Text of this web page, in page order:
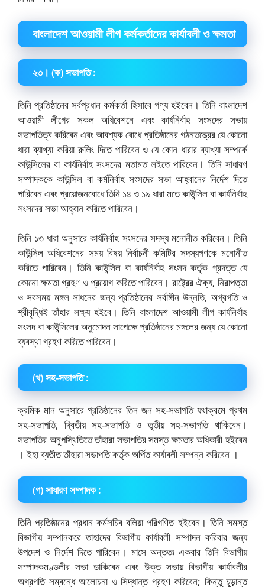
বাংলাদেশ আওয়ামী লীগ কর্মকর্তাদের কার্যাবলী ও ক্ষমতা
২৩। (ক) সভাপতি :
তিনি প্রতিষ্ঠানের সর্বপ্রধান কর্মকর্তা হিসাবে গণ্য হইবেন। তিনি বাংলাদেশ
আওয়ামী লীগের সকল অধিবেশনে এবং কার্যনির্বাহ সংসদের সভায়
সভাপতিত্ব করিবেন এবং আবশ্যক বোধে প্রতিষ্ঠানের গঠনতন্ত্রের যে কোনো
ধারা ব্যাখ্যা করিয়া রুলিং দিতে পারিবেন ও যে কোন ধারার ব্যাখ্যা সম্পর্কে
কাউন্সিলের বা কার্যনির্বাহ সংসদের মতামত লইতে পারিবেন। তিনি সাধারণ
সম্পাদককে কাউন্সিল বা কর্মনির্বাহ সংসদের সভা আহ্বানের নির্দেশ দিতে
পারিবেন এবং প্রয়োজনবোধে তিনি ১৪ ও ১৯ ধারা মতে কাউন্সিল বা কার্যনির্বাহ
সংসদের সভা আহ্বান করিতে পারিবেন।
তিনি ১৩ ধারা অনুসারে কার্যনির্বাহ সংসদের সদস্য মনোনীত করিবেন। তিনি
কাউন্সিল অধিবেশনের সময় বিষয় নির্বাচনী কমিটির সদস্যগণকে মনোনীত
করিতে পারিবেন। তিনি কাউন্সিল বা কাৰ্যনিৰ্বাহ সংসদ কর্তৃক প্রদত্ত যে
কোনো ক্ষমতা গ্রহণ ও প্রয়োগ করিতে পারিবেন। রাষ্ট্রের ঐক্য, নিরাপত্তা
ও সবসময় মঙ্গল সাধনের জন্য প্রতিষ্ঠানের সর্বাঙ্গীন উন্নতি, অগ্রগতি ও
শ্রীবৃদ্ধিই তাঁহার লক্ষ্য হইবে। তিনি বাংলাদেশ আওয়ামী লীগ কার্যনির্বাহ
সংসদ বা কাউন্সিলের অনুমোদন সাপেক্ষে প্রতিষ্ঠানের মঙ্গলের জন্য যে কোনো
ব্যবস্থা গ্রহণ করিতে পারিবেন।
(খ) সহ-সভাপতি :
ক্রমিক মান অনুসারে প্রতিষ্ঠানের তিন জন সহ-সভাপতি যথাক্রমে প্রথম
সহ-সভাপতি, দ্বিতীয় সহ-সভাপতি ও তৃতীয় সহ-সভাপতি থাকিবেন।
সভাপতির অনুপস্থিতিতে তাঁহারা সভাপতির সমস্ত ক্ষমতার অধিকারী হইবেন
। ইহা ব্যতীত তাঁহারা সভাপতি কর্তৃক অর্পিত কার্যাবলী সম্পন্ন করিবেন ।
(গ) সাধারণ সম্পাদক :
তিনি প্রতিষ্ঠানের প্রধান কর্মসচিব বলিয়া পরিগণিত হইবেন। তিনি সমস্ত
বিভাগীয় সম্পানকরে তাহাদের বিভাগীয় কার্যাবলী সম্পাদন করিবার জন্য
উপদেশ ও নির্দেশ দিতে পারিবেন। মাসে অন্ততঃ একবার তিনি বিভাগীয়
সম্পাদকমণ্ডলীর সভা ডাকিবেন এবং উক্ত সভায় বিভাগীয় কার্যাবলীর
অগ্রগতি সম্বন্ধে আলোচনা ও সিদ্ধান্ত গ্রহণ করিবেন; কিন্তু চূড়ান্ত